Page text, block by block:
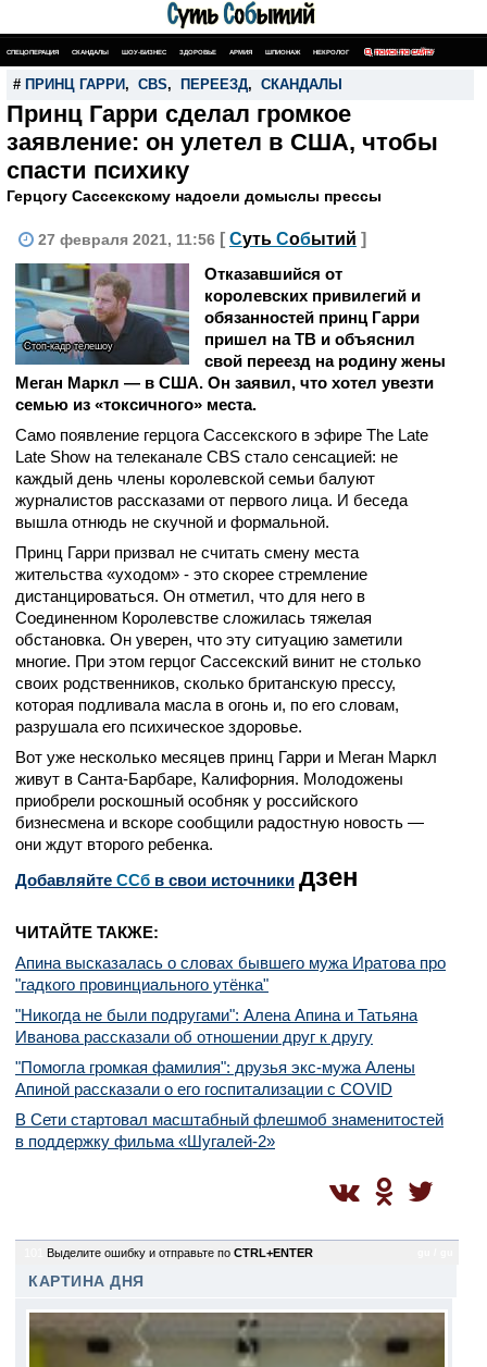
СПЕЦОПЕРАЦИЯ СКАНДАЛЫ ШОУ-БИЗНЕС ЗДОРОВЬЕ АРМИЯ ШПИОНАЖ НЕКРОЛОГ ПОИСК ПО САЙТУ
# ПРИНЦ ГАРРИ , CBS, ПЕРЕЕЗД, СКАНДАЛЫ
Принц Гарри сделал громкое
заявление: он улетел в США, чтобы
спасти психику
Герцогу Сассекскому надоели домыслы прессы
27 февраля 2021, 11:56 [ Суть Событий ]
Стоп-кадр телешоу
Отказавшийся от
королевских привилегий и
обязанностей принц Гарри
пришел на ТВ и объяснил
свой переезд на родину жены
Меган Маркл — в США. Он заявил, что хотел увезти
семью из «токсичного» места.
Само появление герцога Сассекского в эфире The Late
Late Show на телеканале CBS стало сенсацией: не
каждый день члены королевской семьи балуют
журналистов рассказами от первого лица. И беседа
вышла отнюдь не скучной и формальной.
Принц Гарри призвал не считать смену места
жительства «уходом» - это скорее стремление
дистанцироваться. Он отметил, что для него в
Соединенном Королевстве сложилась тяжелая
обстановка. Он уверен, что эту ситуацию заметили
многие. При этом герцог Сассекский винит не столько
своих родственников, сколько британскую прессу,
которая подливала масла в огонь и, по его словам,
разрушала его психическое здоровье.
Вот уже несколько месяцев принц Гарри и Меган Маркл
живут в Санта-Барбаре, Калифорния. Молодожены
приобрели роскошный особняк у российского
бизнесмена и вскоре сообщили радостную новость —
они ждут второго ребенка.
Добавляйте CСб в свои источники дзен
ЧИТАЙТЕ ТАКЖЕ:
Апина высказалась о словах бывшего мужа Иратова про
"гадкого провинциального утёнка"
"Никогда не были подругами": Алена Апина и Татьяна
Иванова рассказали об отношении друг к другу
"Помогла громкая фамилия": друзья экс-мужа Алены
Апиной рассказали о его госпитализации с COVID
В Сети стартовал масштабный флешмоб знаменитостей
в поддержку фильма «Шугалей-2»
Выделите ошибку и отправьте по CTRL+ENTER
КАРТИНА ДНЯ